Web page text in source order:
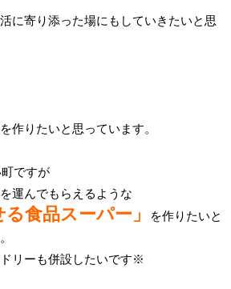
に寄り添った場にもしていきたいと思
作りたいと思っています。
ですが
運んでもらえるような
る食品スーパー」
を作りたいと
リーも併設したいです※